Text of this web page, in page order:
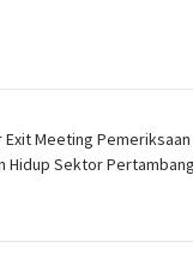
Meeting Pemeriksaan
Hidup Sektor